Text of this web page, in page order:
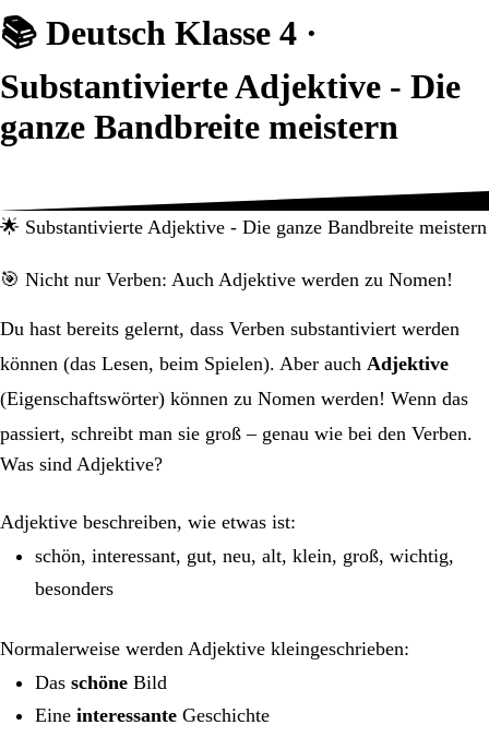
📚 Deutsch Klasse 4 ·
Substantivierte Adjektive - Die
ganze Bandbreite meistern
🌟 Substantivierte Adjektive - Die ganze Bandbreite meistern
🎯 Nicht nur Verben: Auch Adjektive werden zu Nomen!
Du hast bereits gelernt, dass Verben substantiviert werden
können (das Lesen, beim Spielen). Aber auch Adjektive
(Eigenschaftswörter) können zu Nomen werden! Wenn das
passiert, schreibt man sie groß – genau wie bei den Verben.
Was sind Adjektive?
Adjektive beschreiben, wie etwas ist:
schön, interessant, gut, neu, alt, klein, groß, wichtig,
besonders
Normalerweise werden Adjektive kleingeschrieben:
Das schöne Bild
Eine interessante Geschichte